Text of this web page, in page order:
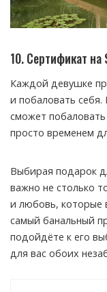
10. Сертификат
Каждой девушке
и побаловать себя.
сможет
просто временем
Выбирая подарок
важно не столько
и любовь, которые
самый банальный
подойдёте к его
для вас обоих